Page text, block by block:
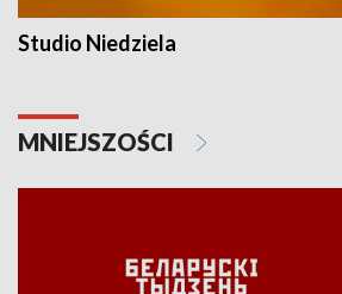
Studio Niedziela
MNIEJSZOŚCI